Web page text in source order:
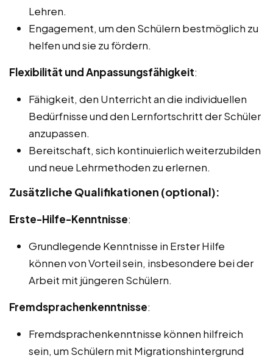
Lehren.
Engagement, um den Schülern bestmöglich zu
helfen und sie zu fördern.
Flexibilität und Anpassungsfähigkeit:
Fähigkeit, den Unterricht an die individuellen
Bedürfnisse und den Lernfortschritt der Schüler
anzupassen.
Bereitschaft, sich kontinuierlich weiterzubilden
und neue Lehrmethoden zu erlernen.
Zusätzliche Qualifikationen (optional):
Erste-Hilfe-Kenntnisse:
Grundlegende Kenntnisse in Erster Hilfe
können von Vorteil sein, insbesondere bei der
Arbeit mit jüngeren Schülern.
Fremdsprachenkenntnisse:
Fremdsprachenkenntnisse können hilfreich
sein, um Schülern mit Migrationshintergrund